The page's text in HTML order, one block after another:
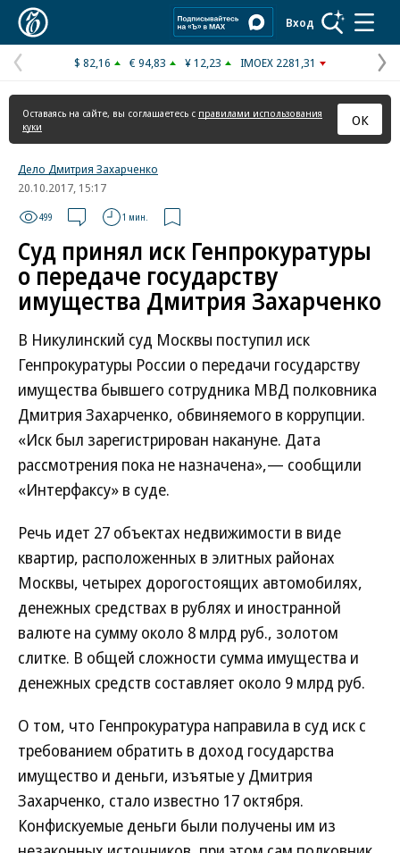
Вход
Предыдущая
страница
$ 82,16 € 94,83 ¥ 12,23 IMOEX 2281,31
Оставаясь на сайте, вы соглашаетесь с правилами использования
куки
ОК
Дело Дмитрия Захарченко
20.10.2017, 15:17
499 1 мин.
Суд принял иск Генпрокуратуры
о передаче государству
имущества Дмитрия Захарченко
В Никулинский суд Москвы поступил иск
Генпрокуратуры России о передачи государству
имущества бывшего сотрудника МВД полковника
Дмитрия Захарченко, обвиняемого в коррупции.
«Иск был зарегистрирован накануне. Дата
рассмотрения пока не назначена»,— сообщили
«Интерфаксу» в суде.
Речь идет 27 объектах недвижимости в виде
квартир, расположенных в элитных районах
Москвы, четырех дорогостоящих автомобилях,
денежных средствах в рублях и иностранной
валюте на сумму около 8 млрд руб., золотом
слитке. В общей сложности сумма имущества и
денежных средств составляет около 9 млрд руб.
О том, что Генпрокуратура направила в суд иск с
требованием обратить в доход государства
имущество и деньги, изъятые у Дмитрия
Захарченко, стало известно 17 октября.
Конфискуемые деньги были получены им из